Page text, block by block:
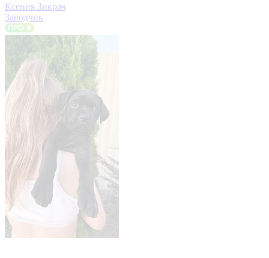
Ксения Зикрач
Заводчик